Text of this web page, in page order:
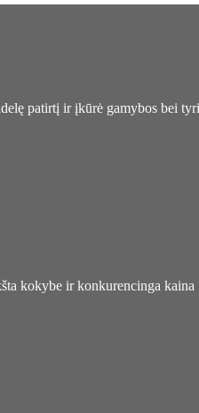
patirtį ir įkūrė gamybos bei
kokybe ir konkurencinga kaina